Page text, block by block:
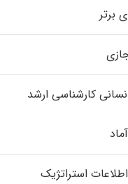
برتر
کارشناسی ارشد
استراتژیک